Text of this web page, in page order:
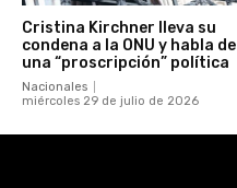
Cristina Kirchner lleva su
condena a la ONU y habla de
una “proscripción” política
Nacionales
miércoles 29 de julio de 2026